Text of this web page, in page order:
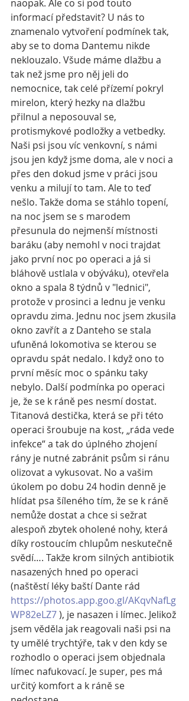
naopak. Ale co si pod touto
informací představit? U nás to
znamenalo vytvoření podmínek tak,
aby se to doma Dantemu nikde
neklouzalo. Všude máme dlažbu a
tak než jsme pro něj jeli do
nemocnice, tak celé přízemí pokryl
mirelon, který hezky na dlažbu
přilnul a neposouval se,
protismykové podložky a vetbedky.
Naši psi jsou víc venkovní, s námi
jsou jen když jsme doma, ale v noci a
přes den dokud jsme v práci jsou
venku a milují to tam. Ale to teď
nešlo. Takže doma se stáhlo topení,
na noc jsem se s marodem
přesunula do nejmenší místnosti
baráku (aby nemohl v noci trajdat
jako první noc po operaci a já si
bláhově ustlala v obýváku), otevřela
okno a spala 8 týdnů v "lednici",
protože v prosinci a lednu je venku
opravdu zima. Jednu noc jsem zkusila
okno zavřít a z Danteho se stala
ufuněná lokomotiva se kterou se
opravdu spát nedalo. I když ono to
první měsíc moc o spánku taky
nebylo. Další podmínka po operaci
je, že se k ráně pes nesmí dostat.
Titanová destička, která se při této
operaci šroubuje na kost, „ráda vede
infekce“ a tak do úplného zhojení
rány je nutné zabránit psům si ránu
olizovat a vykusovat. No a vašim
úkolem po dobu 24 hodin denně je
hlídat psa šíleného tím, že se k ráně
nemůže dostat a chce si sežrat
alespoň zbytek oholené nohy, která
díky rostoucím chlupům neskutečně
svědí…. Takže krom silných antibiotik
nasazených hned po operaci
(naštěstí léky baští Dante rád
https://photos.app.goo.gl/AKqvNafLg
WP82eLZ7 ), je nasazen i límec. Jelikož
jsem věděla jak reagovali naši psi na
ty umělé trychtýře, tak v den kdy se
rozhodlo o operaci jsem objednala
límec nafukovací. Je super, pes má
určitý komfort a k ráně se